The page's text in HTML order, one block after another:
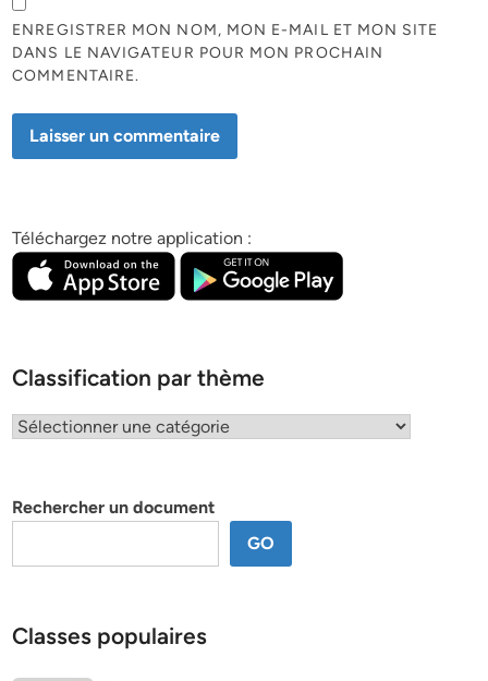
ENREGISTRER MON NOM, MON E-MAIL ET MON SITE
DANS LE NAVIGATEUR POUR MON PROCHAIN
COMMENTAIRE.
Téléchargez notre application :
Classification par thème
Classification
Rechercher un document
GO
Classes populaires